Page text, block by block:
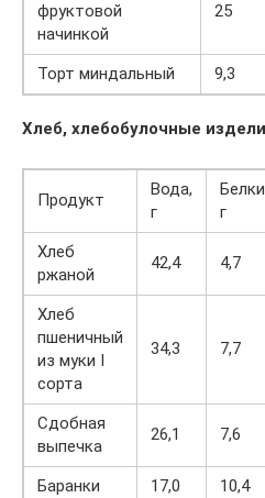
фруктовой
начинкой
25
Торт миндальный 9,3
Хлеб, хлебобулочные
Продукт
Вода,
г
г
Хлеб
ржаной
42,4 4,7
Хлеб
пшеничный
из муки I
сорта
34,3 7,7
Сдобная
выпечка
26,1 7,6
Баранки 17,0 10,4